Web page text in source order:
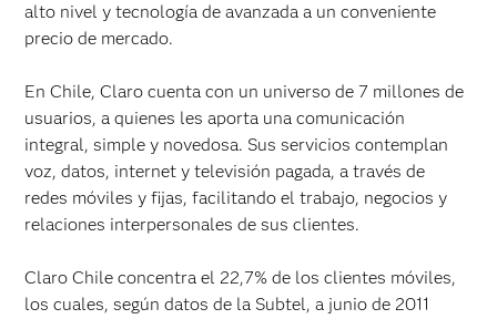
alto nivel y tecnología de avanzada a un conveniente
precio de mercado.
En Chile, Claro cuenta con un universo de 7 millones de
usuarios, a quienes les aporta una comunicación
integral, simple y novedosa. Sus servicios contemplan
voz, datos, internet y televisión pagada, a través de
redes móviles y fijas, facilitando el trabajo, negocios y
relaciones interpersonales de sus clientes.
Claro Chile concentra el 22,7% de los clientes móviles,
los cuales, según datos de la Subtel, a junio de 2011